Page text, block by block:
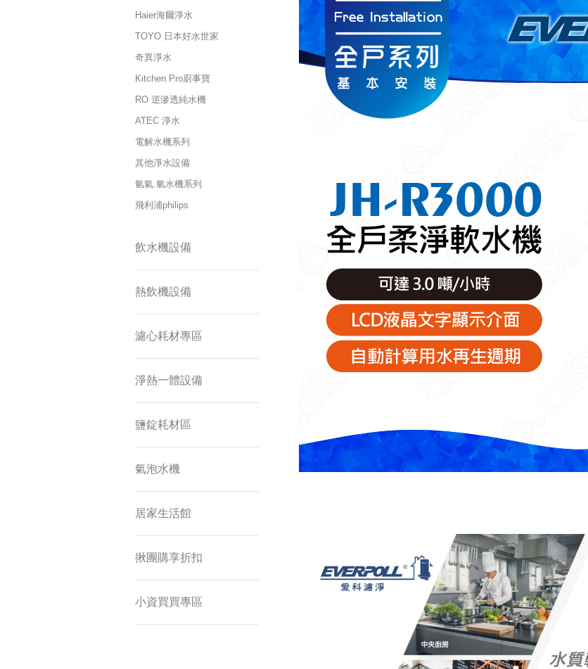
Haier海爾淨水
TOYO 日本好水世家
奇異淨水
Kitchen Pro廚事寶
RO 逆滲透純水機
ATEC 淨水
電解水機系列
其他淨水設備
氫氣.氫水機系列
飛利浦philips
飲水機設備
熱飲機設備
濾心耗材專區
淨熱一體設備
鹽錠耗材區
氣泡水機
居家生活館
揪團購享折扣
小資買買專區